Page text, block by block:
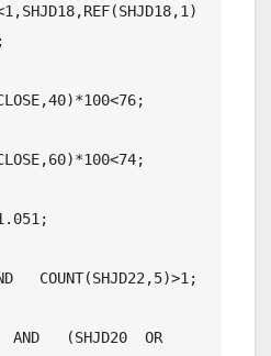
COUNT(SHJD22,5)>1;
AND   (SHJD20  OR